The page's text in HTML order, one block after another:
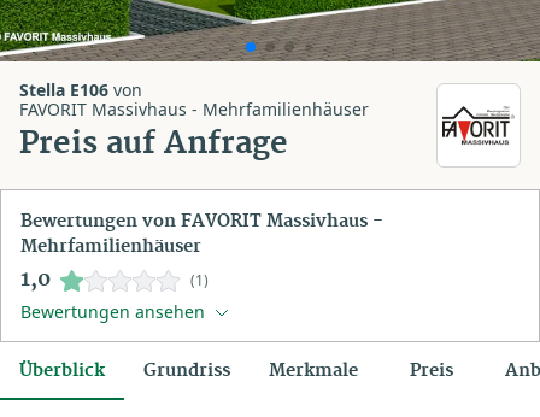
Stella E106 von
FAVORIT Massivhaus - Mehrfamilienhäuser
Preis auf Anfrage
Bewertungen von FAVORIT Massivhaus -
Mehrfamilienhäuser
1,0 (1)
Bewertungen ansehen
Überblick Grundriss Merkmale Preis